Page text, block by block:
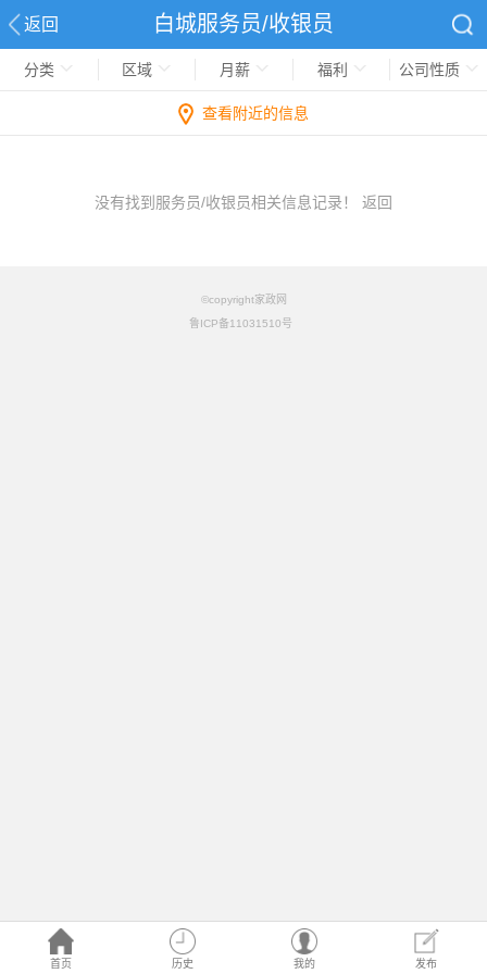
返回 白城服务员/收银员
首页 历史 我的 发布
分类 区域 月薪 福利 公司性质
查看附近的信息
没有找到服务员/收银员相关信息记录！ 返回
©copyright家政网
鲁ICP备11031510号